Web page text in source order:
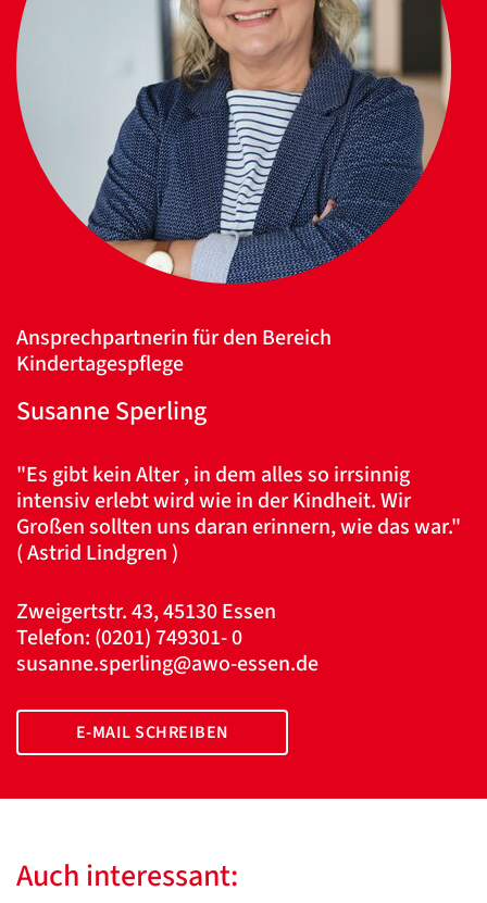
Ansprechpartnerin für den Bereich
Kindertagespflege
Susanne Sperling
"Es gibt kein Alter , in dem alles so irrsinnig
intensiv erlebt wird wie in der Kindheit. Wir
Großen sollten uns daran erinnern, wie das war."
( Astrid Lindgren )
Zweigertstr. 43, 45130 Essen
Telefon: (0201) 749301- 0
susanne.sperling@awo-essen.de
E-MAIL SCHREIBEN
Auch interessant:
Datenschutzerklärung
Datenschutzerklärung
Google
Datenschutzerklärung
/